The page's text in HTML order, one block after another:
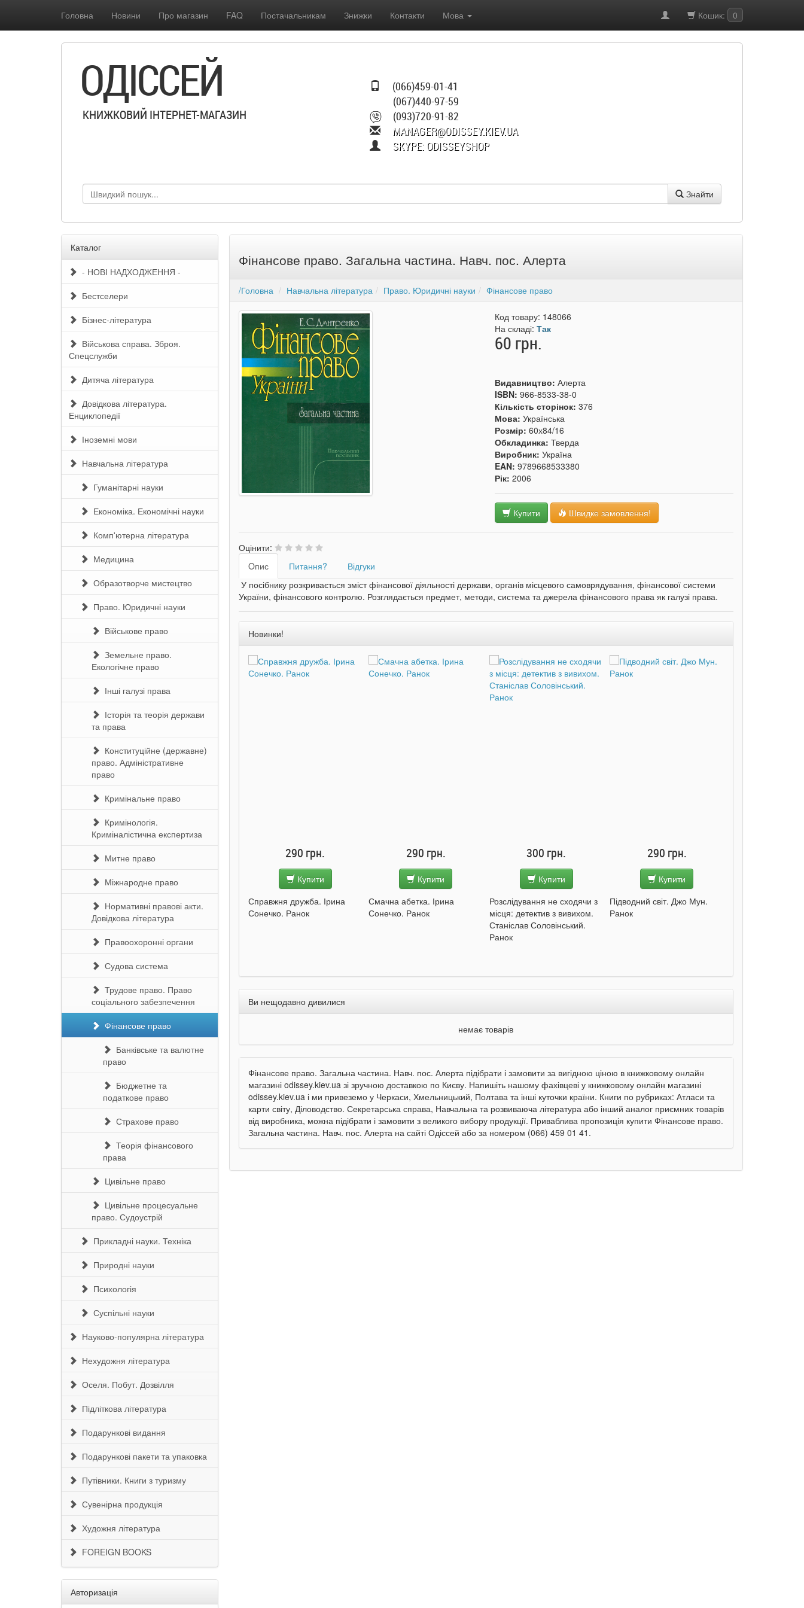
Головна Новини Про магазин FAQ Постачальникам Знижки Контакти Мова Кошик: 0
(066)459-01-41
(067)440-97-59
(093)720-91-82
MANAGER@ODISSEY.KIEV.UA
SKYPE: ODISSEYSHOP
ОДІССЕЙ
КНИЖКОВИЙ ІНТЕРНЕТ-МАГАЗИН
Знайти
Каталог
- НОВІ НАДХОДЖЕННЯ -
Бестселери
Бізнес-література
Військова справа. Зброя.
Спецслужби
Дитяча література
Довідкова література.
Енциклопедії
Іноземні мови
Навчальна література
Гуманітарні науки
Економіка. Економічні науки
Комп'ютерна література
Медицина
Образотворче мистецтво
Право. Юридичні науки
Військове право
Земельне право.
Екологічне право
Інші галузі права
Історія та теорія держави
та права
Конституційне (державне)
право. Адміністративне
право
Кримінальне право
Кримінологія.
Криміналістична експертиза
Митне право
Міжнародне право
Нормативні правові акти.
Довідкова література
Правоохоронні органи
Судова система
Трудове право. Право
соціального забезпечення
Фінансове право
Банківське та валютне
право
Бюджетне та
податкове право
Страхове право
Теорія фінансового
права
Цивільне право
Цивільне процесуальне
право. Судоустрій
Прикладні науки. Техніка
Природні науки
Психологія
Суспільні науки
Науково-популярна література
Нехудожня література
Оселя. Побут. Дозвілля
Підліткова література
Подарункові видання
Подарункові пакети та упаковка
Путівники. Книги з туризму
Сувенірна продукція
Художня література
FOREIGN BOOKS
Авторизація
Фінансове право. Загальна частина. Навч. пос. Алерта
/Головна Навчальна література Право. Юридичні науки Фінансове право
Код товару: 148066
На складі:Так
60 грн.
Видавництво:Алерта
ISBN:966-8533-38-0
Кількість сторінок:376
Мова:Українська
Розмір:60х84/16
Обкладинка:Тверда
Виробник:Україна
EAN:9789668533380
Рік:2006
Купити Швидке замовлення!
Оцінити:
Oпис
Питання?
Відгуки
У посібнику розкривається зміст фінансової діяльності держави, органів місцевого самоврядування, фінансової системи
України, фінансового контролю. Розглядається предмет, методи, система та джерела фінансового права як галузі права.
Новинки!
Улюблена абетка. Ірина
Купити
Таке велике слоненя. Ірина
Сонечко. Ранок
290 грн.
Купити
Справжня дружба. Ірина
Сонечко. Ранок
290 грн.
Купити
Смачна абетка. Ірина
Сонечко. Ранок
300 грн.
Купити
Розслідування не сходячи з
місця: детектив з вивихом.
Станіслав Соловінський.
Ранок
290 грн.
Купити
Підводний світ. Джо Мун.
Ранок
Ви нещодавно дивилися
немає товарів
Фінансове право. Загальна частина. Навч. пос. Алерта підібрати і замовити за вигідною ціною в книжковому онлайн
магазині odissey.kiev.ua зі зручною доставкою по Києву. Напишіть нашому фахівцеві у книжковому онлайн магазині
odissey.kiev.ua і ми привеземо у Черкаси, Хмельницький, Полтава та інші куточки країни. Книги по рубриках: Атласи та
карти світу, Діловодство. Секретарська справа, Навчальна та розвиваюча література або інший аналог приємних товарів
від виробника, можна підібрати і замовити з великого вибору продукції. Приваблива пропозиція купити Фінансове право.
Загальна частина. Навч. пос. Алерта на сайті Одіссей або за номером (066) 459 01 41.